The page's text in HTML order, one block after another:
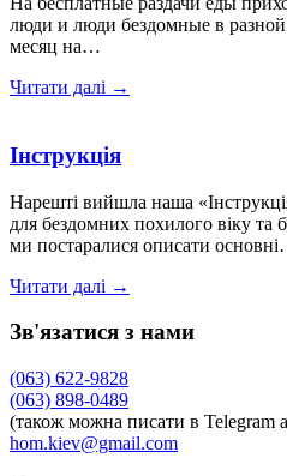
люди и люди бездомные в разной
месяц на…
Читати далі →
Інструкція
Нарешті вийшла наша
для бездомних похилого віку та
ми постаралися описати
Читати далі →
Зв'язатися з нами
(063) 622-9828
(063) 898-0489
(також можна писати в Telegram
hom.kiev@gmail.com